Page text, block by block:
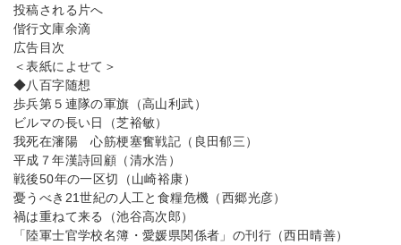
投稿される片へ
偕行文庫余滴
広告目次
＜表紙によせて＞
◆八百字随想
歩兵第５連隊の軍旗（高山利武）
ビルマの長い日（芝裕敏）
我死在瀋陽 心筋梗塞奮戦記（良田郁三）
平成７年漢詩回顧（清水浩）
戦後50年の一区切（山崎裕康）
憂うべき21世紀の人工と食糧危機（西郷光彦）
禍は重ねて来る（池谷高次郎）
「陸軍士官学校名簿・愛媛県関係者」の刊行（西田晴善）